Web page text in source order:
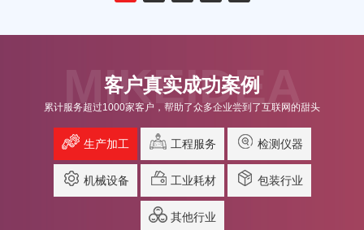
客户真实成功案例
累计服务超过1000家客户，帮助了众多企业尝到了互联网的甜头
MIKEIDEA
生产加工 工程服务 检测仪器
机械设备 工业耗材 包装行业
其他行业